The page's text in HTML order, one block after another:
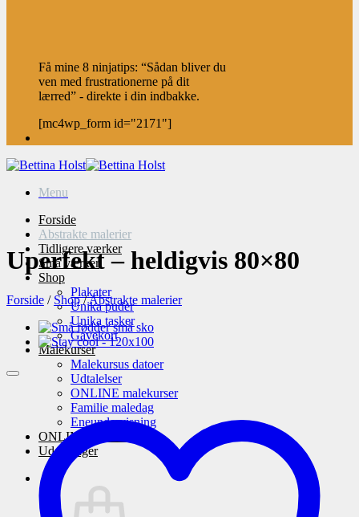
Få mine 8 ninjatips: “Sådan bliver du
ven med frustrationerne på dit
lærred” - direkte i din indbakke.
[mc4wp_form id="2171"]
Menu
Forside
Abstrakte malerier
Tidligere værker
Små værker
Shop
Plakater
Unika puder
Unika tasker
Gavekort
Malekurser
Malekursus datoer
Udtalelser
ONLINE malekurser
Familie maledag
Eneundervisning
ONLINE maleskole
Udstillinger
Uperfekt – heldigvis 80×80
Forside / Shop /Abstrakte malerier